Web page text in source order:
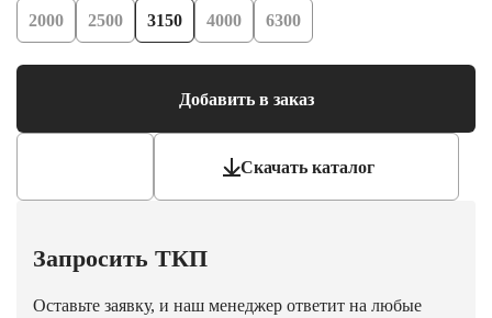
2000 2500 3150 4000 6300
Добавить в заказ
Скачать каталог
Запросить ТКП
Оставьте заявку, и наш менеджер ответит на любые